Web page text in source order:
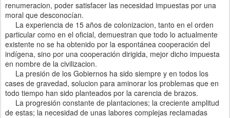
renumeracion, poder satisfacer las necesidad impuestas por una
moral que desconocían.
La experiencia de 15 años de colonizacion, tanto en el orden
particular como en el oficial, demuestran que todo lo actualmente
existente no se ha obtenido por la espontánea cooperación del
indígena, sino por una cooperación dirigida, mejor dicho impuesta
en nombre de la civilizacion.
La presión de los Gobiernos ha sido siempre y en todos los
cases de gravedad, solucion para aminorar los problemas que en
todo tiempo han sido planteados por la carencia de brazos.
La progresión constante de plantaciones; la creciente amplitud
de estas; la necesidad de unas labores complejas reclamadas